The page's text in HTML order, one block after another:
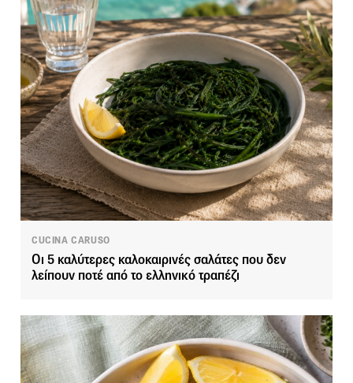
CUCINA CARUSO
Οι 5 καλύτερες καλοκαιρινές σαλάτες που δεν
λείπουν ποτέ από το ελληνικό τραπέζι